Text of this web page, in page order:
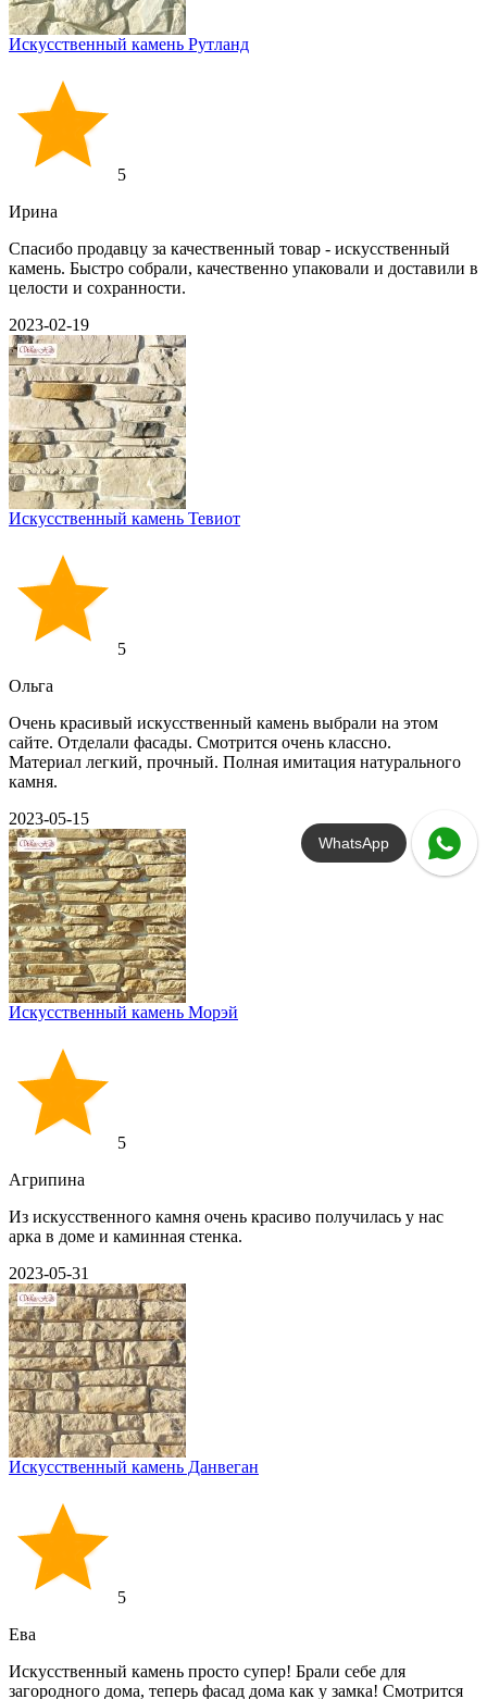
Искусственный камень Рутланд
5
Ирина
Спасибо продавцу за качественный товар - искусственный
камень. Быстро собрали, качественно упаковали и доставили в
целости и сохранности.
2023-02-19
Искусственный камень Тевиот
5
Ольга
Очень красивый искусственный камень выбрали на этом
сайте. Отделали фасады. Смотрится очень классно.
Материал легкий, прочный. Полная имитация натурального
камня.
2023-05-15
Искусственный камень Морэй
5
Агрипина
Из искусственного камня очень красиво получилась у нас
арка в доме и каминная стенка.
2023-05-31
Искусственный камень Данвеган
5
Ева
Искусственный камень просто супер! Брали себе для
загородного дома, теперь фасад дома как у замка! Смотрится
WhatsApp